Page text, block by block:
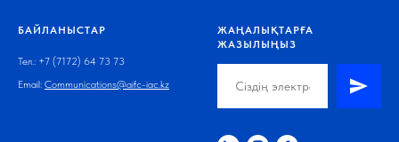
БАЙЛАНЫСТАР
Тел.: +7 (7172) 64 73 73
Email: Communications@aifc-iac.kz
ЖАҢАЛЫҚТАРҒА
ЖАЗЫЛЫҢЫЗ